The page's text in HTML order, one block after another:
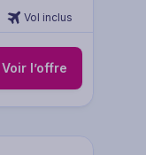
Vol inclus
Voir l’offre